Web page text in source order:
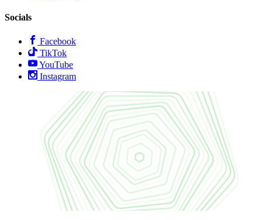
Socials
Facebook
TikTok
YouTube
Instagram